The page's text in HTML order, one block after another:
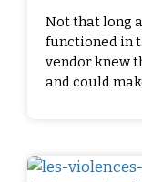
Not that long
functioned in
vendor knew
and could